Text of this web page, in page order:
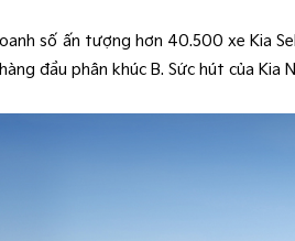
số ấn tượng hơn 40.500 xe Kia
đầu phân khúc B. Sức hút của